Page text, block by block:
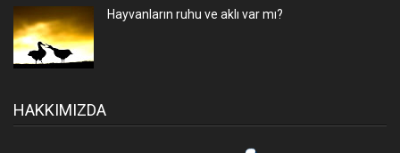
Hayvanların ruhu ve aklı var mı?
HAKKIMIZDA